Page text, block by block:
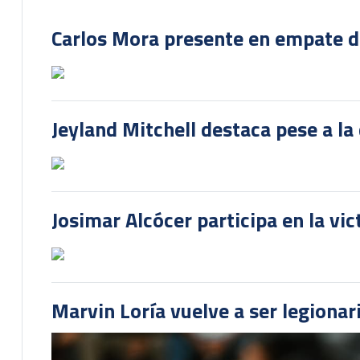
Carlos Mora presente en empate
Jeyland Mitchell destaca pese a
Josimar Alcócer participa en la
Marvin Loría vuelve a ser